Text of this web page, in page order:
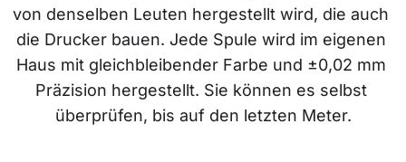
von denselben Leuten hergestellt wird, die auch
die Drucker bauen. Jede Spule wird im eigenen
Haus mit gleichbleibender Farbe und ±0,02 mm
Präzision hergestellt. Sie können es selbst
überprüfen, bis auf den letzten Meter.